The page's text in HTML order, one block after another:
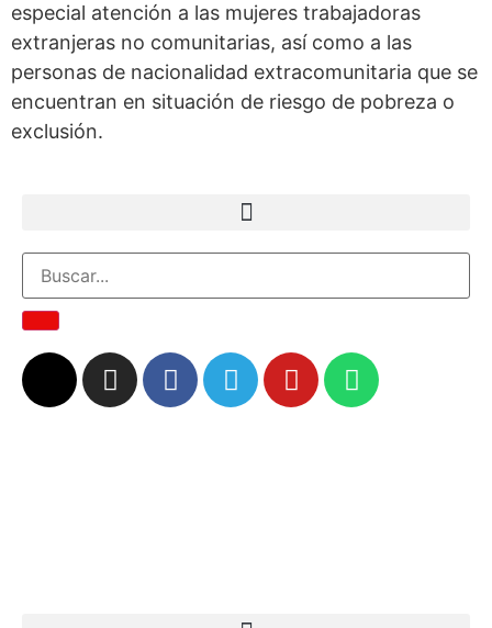
especial atención a las mujeres trabajadoras
extranjeras no comunitarias, así como a las
personas de nacionalidad extracomunitaria que se
encuentran en situación de riesgo de pobreza o
exclusión.